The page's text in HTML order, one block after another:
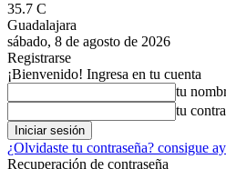
35.7 C
Guadalajara
sábado, 8 de agosto de 2026
Registrarse
¡Bienvenido! Ingresa en tu cuenta
tu
tu
¿Olvidaste tu contraseña? consigue
Recuperación de contraseña